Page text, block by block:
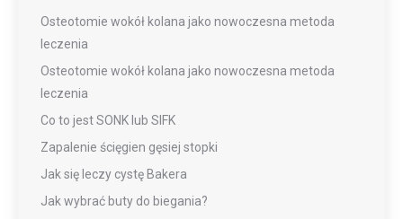
Osteotomie wokół kolana jako nowoczesna metoda
leczenia
Osteotomie wokół kolana jako nowoczesna metoda
leczenia
Co to jest SONK lub SIFK
Zapalenie ścięgien gęsiej stopki
Jak się leczy cystę Bakera
Jak wybrać buty do biegania?